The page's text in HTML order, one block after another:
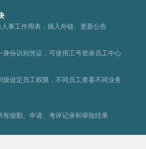
事工作用表，插入外链、更新公告
身份识别凭证，可使用工号登录员工中心
级设定员工权限，不同员工查看不同业务
有假勤、申请、考评记录和审批结果